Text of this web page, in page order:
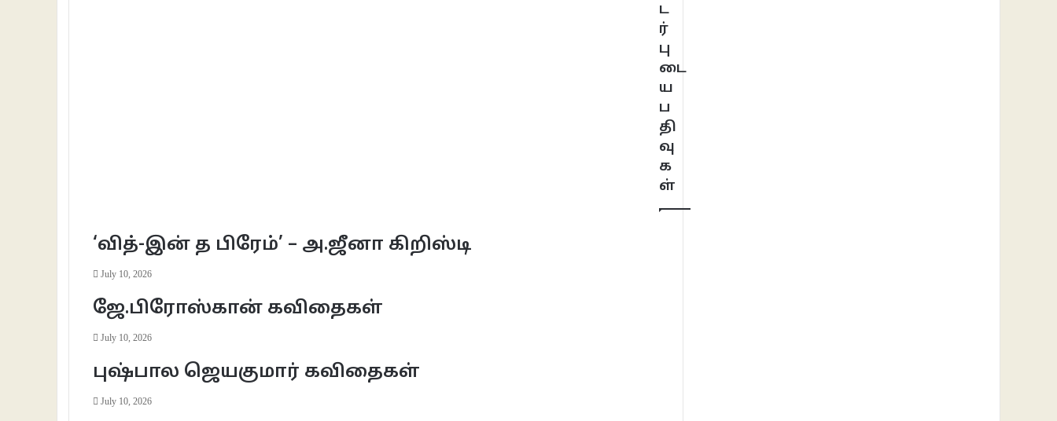
ட
ர்
பு
டை
ய
ப
தி
வு
க
ள்
‘வித்-இன் த பிரேம்’ – அ.ஜீனா கிறிஸ்டி
July 10, 2026
ஜே.பிரோஸ்கான் கவிதைகள்
July 10, 2026
புஷ்பால ஜெயகுமார் கவிதைகள்
July 10, 2026